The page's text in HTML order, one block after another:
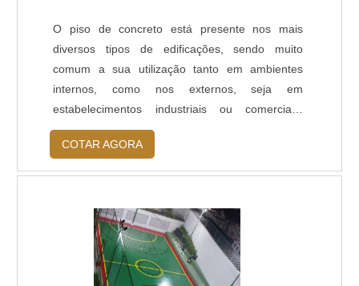
é possível polir o concreto até o material mineral
agregado ficar aparente.
O piso de concreto está presente nos mais
diversos tipos de edificações, sendo muito
comum a sua utilização tanto em ambientes
internos, como nos externos, seja em
estabelecimentos industriais ou comerciais,
embora sua aplicação também esteja se
expandindo para os imóveis residenciais.
Atualmente, encontramos pisos de concreto em:
Hipermercados; Hospitais; Aeroportos; Shopping
centers; Quadras esportivas; Etc.MAIS
INFORMAÇÕES SOBRE O PRODUTOEsta a.
COTAR AGORA